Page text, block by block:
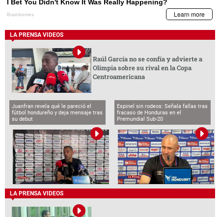
LA PRENSA VIDEOS
Raúl García no se confía y advierte a
Olimpia sobre su rival en la Copa
Centroamericana
Juanfran revela qué le pareció el
fútbol hondureño y deja mensaje tras
su debut
Espinel sin rodeos: Señala fallas tras
fracaso de Honduras en el
Premundial Sub-20
LA PRENSA VIDEOS